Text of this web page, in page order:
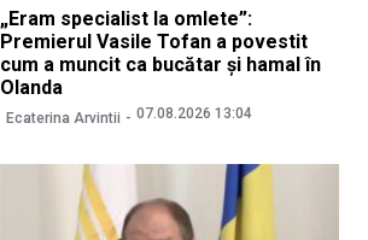
„Eram specialist la omlete”:
Premierul Vasile Tofan a povestit
cum a muncit ca bucătar și hamal în
Olanda
Ecaterina Arvintii 07.08.2026 13:04